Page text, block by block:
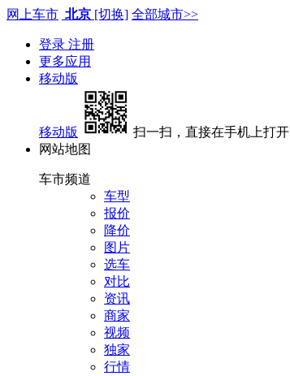
网上车市 北京 [切换] 全部城市>>
登录 注册
更多应用
移动版
移动版
扫一扫，直接在手机上打开
网站地图
车市频道
车型
报价
降价
图片
选车
对比
资讯
商家
视频
独家
行情